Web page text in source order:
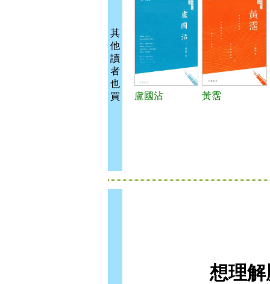
其
他
讀
者
也
買
盧國沾 黃霑
想理